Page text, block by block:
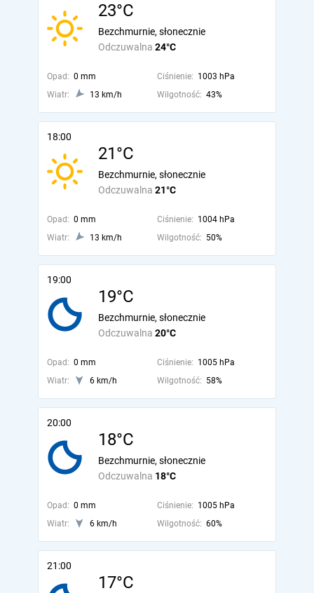
23°C
Odczuwalna 24°C
Bezchmurnie, słonecznie
Opad: 0 mm Ciśnienie: 1003 hPa
Wiatr:
13 km/h Wilgotność: 43%
18:00
21°C
Odczuwalna 21°C
Bezchmurnie, słonecznie
Opad: 0 mm Ciśnienie: 1004 hPa
Wiatr:
13 km/h Wilgotność: 50%
19:00
19°C
Odczuwalna 20°C
Bezchmurnie, słonecznie
Opad: 0 mm Ciśnienie: 1005 hPa
Wiatr:
6 km/h Wilgotność: 58%
20:00
18°C
Odczuwalna 18°C
Bezchmurnie, słonecznie
Opad: 0 mm Ciśnienie: 1005 hPa
Wiatr:
6 km/h Wilgotność: 60%
21:00
17°C